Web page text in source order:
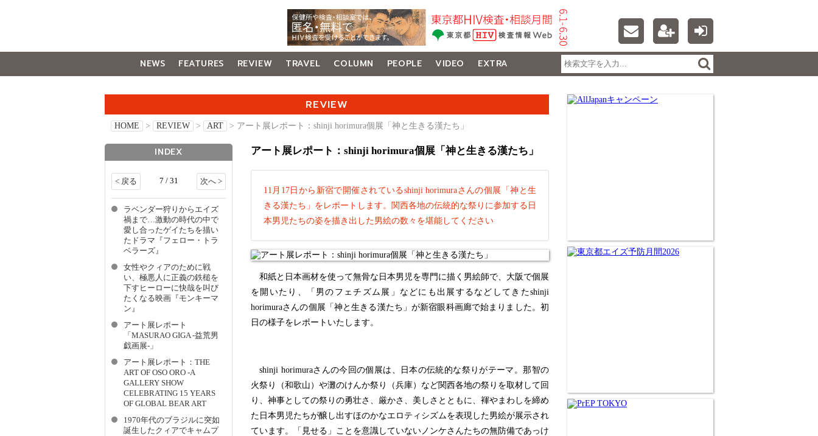
NEWS FEATURES REVIEW TRAVEL COLUMN PEOPLE VIDEO
EXTRA
REVIEW
HOME > REVIEW > ART > アート展レポート：shinji horimura個展「神と生きる漢たち」
アート展レポート：shinji horimura個展「神と生きる漢たち」
11月17日から新宿で開催されているshinji horimuraさんの個展「神と生
きる漢たち」をレポートします。関西各地の伝統的な祭りに参加する日
本男児たちの姿を描き出した男絵の数々を堪能してください
和紙と日本画材を使って無骨な日本男児を専門に描く男絵師で、大阪で個展
を開いたり、「男のフェチズム展」などにも出展するなどしてきたshinji
horimuraさんの個展「神と生きる漢たち」が新宿眼科画廊で始まりました。初
日の様子をレポートいたします。
shinji horimuraさんの今回の個展は、日本の伝統的な祭りがテーマ。那智の
火祭り（和歌山）や灘のけんか祭り（兵庫）など関西各地の祭りを取材して回
り、神事としての祭りの勇壮さ、厳かさ、美しさとともに、褌やまわしを締め
た日本男児たちが醸し出すほのかなエロティシズムを表現した男絵が展示され
ています。「見せる」ことを意識していないノンケさんたちの無防備であっけ
INDEX
< 戻る 7 / 31 次へ >
ラベンダー狩りからエイズ
禍まで…激動の時代の中で
愛し合ったゲイたちを描い
たドラマ『フェロー・トラ
ベラーズ』
女性やクィアのために戦
い、極悪人に正義の鉄槌を
下すヒーローに快哉を叫び
たくなる映画『モンキーマ
ン』
アート展レポート
「MASURAO GIGA -益荒男
戯画展-」
アート展レポート：THE
ART OF OSO ORO -A
GALLERY SHOW
CELEBRATING 15 YEARS
OF GLOBAL BEAR ART
1970年代のブラジルに突如
誕生したクィアでキャムプ